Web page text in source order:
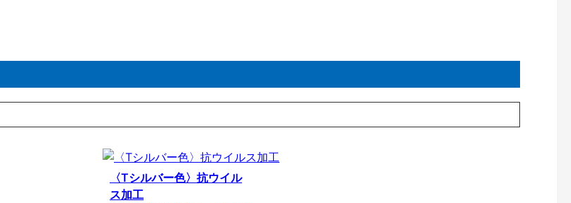
〈Tシルバー色〉抗ウイル
ス加工